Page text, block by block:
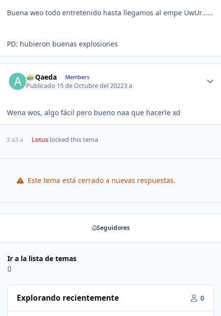
Buena weo todo entretenido hasta llegamos al empe UwUr......
PD: hubieron buenas explosiones
Al Qaeda Members
Publicado 15 de Octubre del 20223 a
Wena wos, algo fácil pero bueno naa que hacerle xd
3 a3 a Lotuslocked this tema
Este tema está cerrado a nuevas respuestas.
Seguidores
Ir a la lista de temas
Explorando recientemente 0